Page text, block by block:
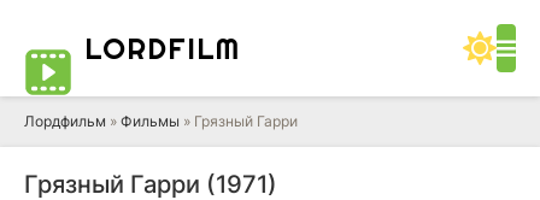
LORDFILM
Лордфильм » Фильмы » Грязный Гарри
Грязный Гарри (1971)